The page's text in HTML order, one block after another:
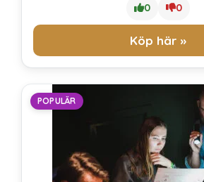
0 0
Köp här »
POPULÄR